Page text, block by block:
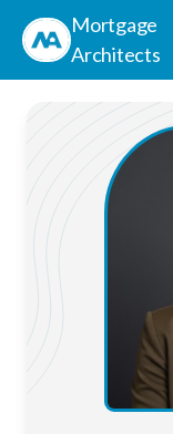
Mortgage
Architects